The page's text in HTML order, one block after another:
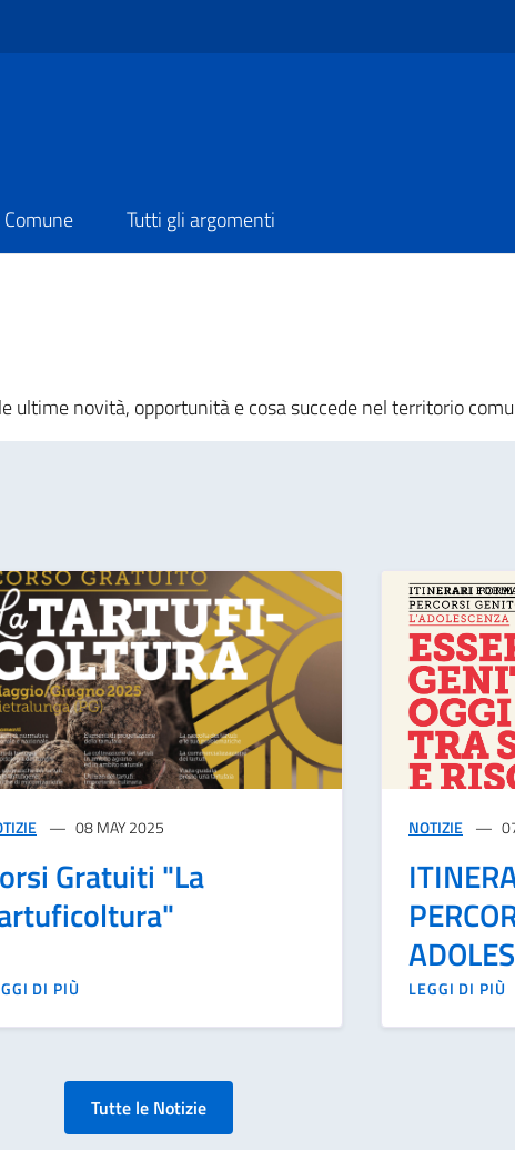
Tutti gli argomenti
ultime novità, opportunità e cosa succede nel territorio
08 MAY 2025
Gratuiti "La
DI PIÙ
NOTIZIE
LEGGI DI PIÙ
Tutte le Notizie